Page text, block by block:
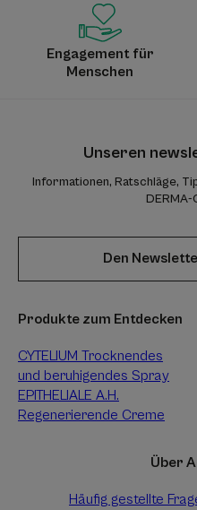
Engagement für
Menschen
Unseren
Informationen, Ratschläge,
DERMA-
Den
Produkte zum Entdecken
CYTELIUM Trocknendes
und beruhigendes Spray
EPITHELIALE A.H.
Regenerierende Creme
Über
Häufig gestellte